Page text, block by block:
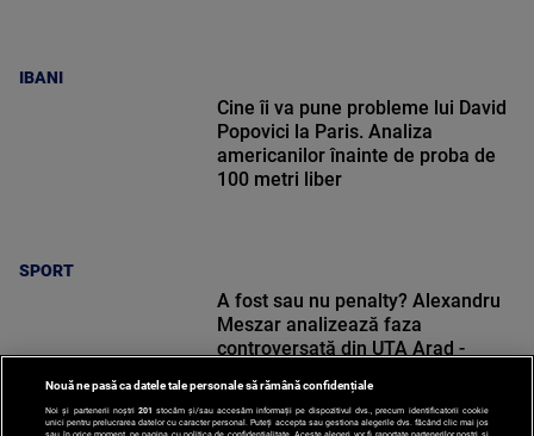
IBANI
SPORT
Cine îi va pune probleme lui David
Popovici la Paris. Analiza
americanilor înainte de proba de
100 metri liber
A fost sau nu penalty? Alexandru
Meszar analizează faza
controversată din UTA Arad -
Nouă ne pasă ca datele tale personale să rămână confidențiale
Noi și partenerii noștri 201 stocăm și/sau accesăm informații pe dispozitivul dvs., precum identificatorii cookie
unici pentru prelucrarea datelor cu caracter personal. Puteți accepta sau gestiona alegerile dvs. făcând clic mai jos
sau în orice moment, pe pagina cu politica de confidențialitate. Aceste alegeri vor fi raportate partenerilor noștri și